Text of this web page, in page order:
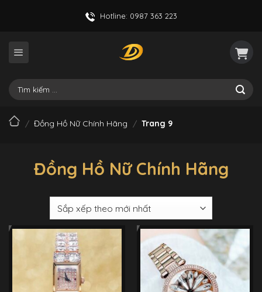
Hotline: 0987 363 223
Tìm
kiếm:
/ Đồng Hồ Nữ Chính Hãng / Trang 9
Đồng Hồ Nữ Chính Hãng